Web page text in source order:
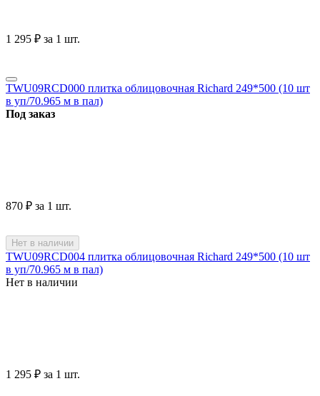
1 295 ₽ за 1 шт.
TWU09RCD000 плитка облицовочная Richard 249*500 (10 шт
в уп/70.965 м в пал)
Под заказ
‍870‍ ₽ за 1 шт.
Нет в наличии
TWU09RCD004 плитка облицовочная Richard 249*500 (10 шт
в уп/70.965 м в пал)
Нет в наличии
1 295 ₽ за 1 шт.